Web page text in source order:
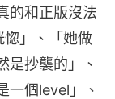
的和正版沒法
惚」、「她做
是抄襲的」、
一個level」、